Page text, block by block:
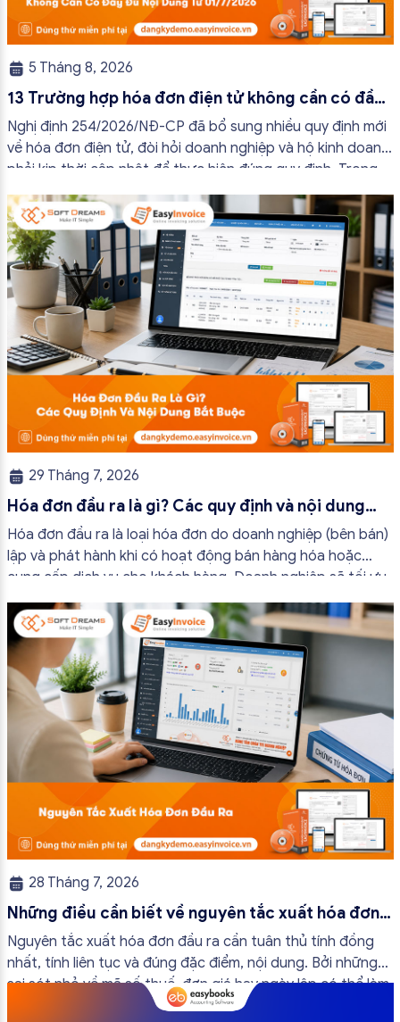
5 Tháng 8, 2026
13 Trường hợp hóa đơn điện tử không cần có đầy
đủ nội dung từ 01/7/2026
Nghị định 254/2026/NĐ-CP đã bổ sung nhiều quy định mới
về hóa đơn điện tử, đòi hỏi doanh nghiệp và hộ kinh doanh
phải kịp thời cập nhật để thực hiện đúng quy định. Trong
bài viết này, hóa đơn điện tử EasyInvoice sẽ chia sẻ 13
trường hợp hóa đơn điện tử không cần […]
29 Tháng 7, 2026
Hóa đơn đầu ra là gì? Các quy định và nội dung
bắt buộc mới nhất
Hóa đơn đầu ra là loại hóa đơn do doanh nghiệp (bên bán)
lập và phát hành khi có hoạt động bán hàng hóa hoặc
cung cấp dịch vụ cho khách hàng. Doanh nghiệp sẽ tối ưu
quy trình vận hành và tránh được những án phạt hành
chính không đáng có nếu nắm rõ […]
28 Tháng 7, 2026
Những điều cần biết về nguyên tắc xuất hóa đơn
đầu ra
Nguyên tắc xuất hóa đơn đầu ra cần tuân thủ tính đồng
nhất, tính liên tục và đúng đặc điểm, nội dung. Bởi những
sai sót nhỏ về mã số thuế, đơn giá hay ngày lập có thể làm
ảnh hưởng đến quá trình quyết toán thuế của bạn. Kế